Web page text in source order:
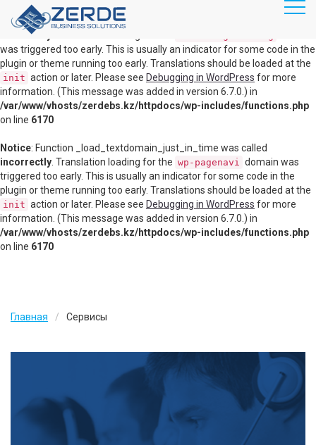
Notice: Function _load_textdomain_just_in_time was called
incorrectly
was triggered too early. This is usually an indicator for some code in the
plugin or theme running too early. Translations should be loaded at the
init action or later. Please see Debugging in WordPress for more
information. (This message was added in version 6.7.0.) in
/var/www/vhosts/zerdebs.kz/httpdocs/wp-includes/functions.php
on line 6170
Notice: Function _load_textdomain_just_in_time was called
incorrectly . Translation loading for the wp-pagenavi domain was
triggered too early. This is usually an indicator for some code in the
plugin or theme running too early. Translations should be loaded at the
init action or later. Please see Debugging in WordPress for more
information. (This message was added in version 6.7.0.) in
/var/www/vhosts/zerdebs.kz/httpdocs/wp-includes/functions.php
on line 6170
Главная
Продукты
Маршрутизация, коммутация
Информационная безопасность
Видеоконференц связь
Серверное оборудование
Системы хранения данных
Veeam
IT аутсорсинг
Главная Сервисы